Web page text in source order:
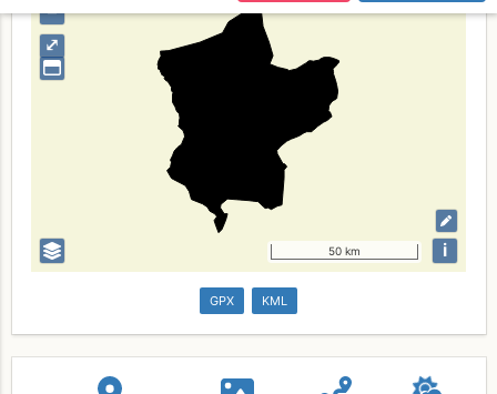
⤢
–
50 km i
GPX KML